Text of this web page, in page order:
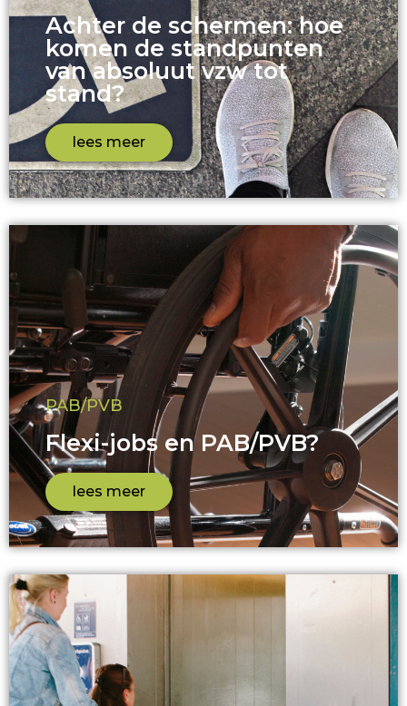
Achter de schermen: hoe
komen de standpunten
van absoluut vzw tot
stand?
lees meer
PAB/PVB
Flexi-jobs en PAB/PVB?
lees meer